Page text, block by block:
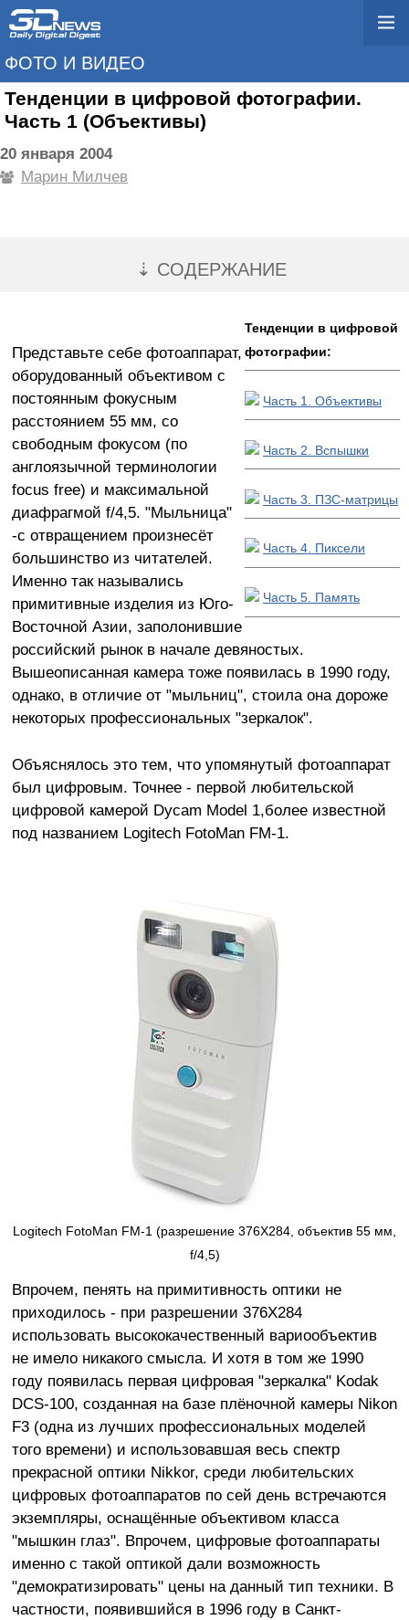
ФОТО И ВИДЕО
Тенденции в цифровой фотографии.
Часть 1 (Объективы)
20 января 2004
Марин Милчев
⇣ СОДЕРЖАНИЕ
Тенденции в цифровой
фотографии:
Часть 1. Объективы
Часть 2. Вспышки
Часть 3. ПЗС-матрицы
Часть 4. Пиксели
Часть 5. Память
Представьте себе фотоаппарат,
оборудованный объективом с
постоянным фокусным
расстоянием 55 мм, со
свободным фокусом (по
англоязычной терминологии
focus free) и максимальной
диафрагмой f/4,5. "Мыльница"
-с отвращением произнесёт
большинство из читателей.
Именно так назывались
примитивные изделия из Юго-
Восточной Азии, заполонившие
российский рынок в начале девяностых.
Вышеописанная камера тоже появилась в 1990 году,
однако, в отличие от "мыльниц", стоила она дороже
некоторых профессиональных "зеркалок".
Объяснялось это тем, что упомянутый фотоаппарат
был цифровым. Точнее - первой любительской
цифровой камерой Dycam Model 1,более известной
под названием Logitech FotoMan FM-1.
Logitech FotoMan FM-1 (разрешение 376X284, объектив 55 мм,
f/4,5)
Впрочем, пенять на примитивность оптики не
приходилось - при разрешении 376X284
использовать высококачественный вариообъектив
не имело никакого смысла. И хотя в том же 1990
году появилась первая цифровая "зеркалка" Kodak
DCS-100, созданная на базе плёночной камеры Nikon
F3 (одна из лучших профессиональных моделей
того времени) и использовавшая весь спектр
прекрасной оптики Nikkor, среди любительских
цифровых фотоаппаратов по сей день встречаются
экземпляры, оснащённые объективом класса
"мышкин глаз". Впрочем, цифровые фотоаппараты
именно с такой оптикой дали возможность
"демократизировать" цены на данный тип техники. В
частности, появившийся в 1996 году в Санкт-